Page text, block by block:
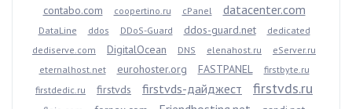
contabo.com coopertino.ru cPanel datacenter.com
DataLine ddos DDoS-Guard ddos-guard.net
dedicated
dediserve.com
DigitalOcean DNS elenahost.ru
eServer.ru
eternalhost.net
eurohoster.org FASTPANEL
firstbyte.ru
firstdedic.ru
firstvds firstvds-дайджест firstvds.ru